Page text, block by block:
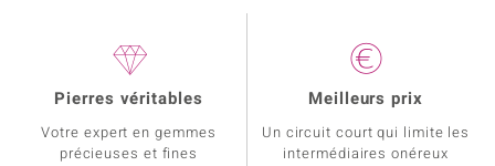
Pierres véritables
Votre expert en gemmes
précieuses et fines
Meilleurs prix
Un circuit court qui limite les
intermédiaires onéreux